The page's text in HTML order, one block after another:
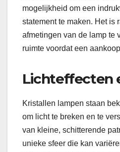
mogelijkheid om een
statement te maken. Het is
afmetingen van de lamp te
ruimte voordat een
Lichteffecten
Kristallen lampen staan
om licht te breken en te
van kleine, schitterende
unieke sfeer die kan